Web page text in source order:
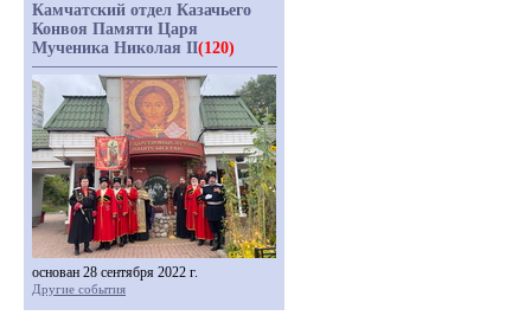
Камчатский отдел Казачьего
Конвоя Памяти Царя
Мученика Николая II(120)
основан 28 сентября 2022 г.
Другие события